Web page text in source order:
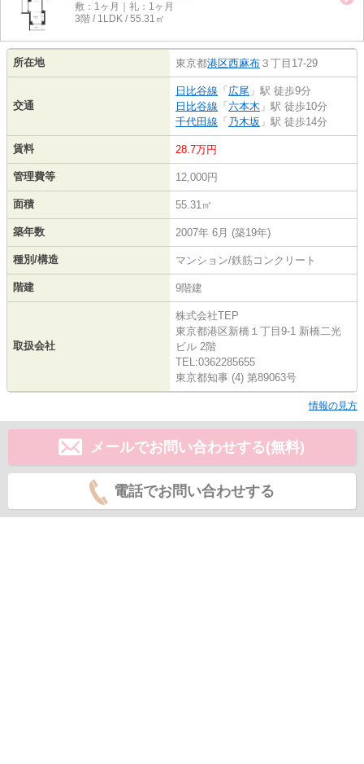
敷：1ヶ月｜礼：1ヶ月
3階 / 1LDK / 55.31㎡
所在地 東京都港区西麻布 ３丁目17-29
交通
日比谷線 「 広尾 」駅 徒歩9分
日比谷線 「 六本木 」駅 徒歩10分
千代田線 「 乃木坂 」駅 徒歩14分
賃料 28.7万円
管理費等 12,000円
面積 55.31㎡
築年数 2007年 6月 (築19年)
種別/構造 マンション/鉄筋コンクリート
階建 9階建
取扱会社
株式会社TEP
東京都港区新橋１丁目9-1 新橋二光
ビル 2階
TEL:0362285655
東京都知事 (4) 第89063号
情報の見方
メールでお問い合わせする(無料)
電話でお問い合わせする